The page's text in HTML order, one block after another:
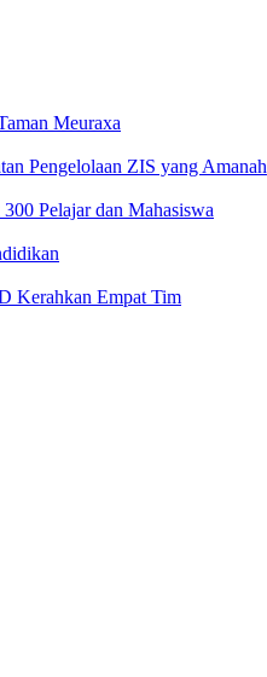
Meuraxa
Pengelolaan ZIS yang Amanah
Pelajar dan Mahasiswa
Kerahkan Empat Tim